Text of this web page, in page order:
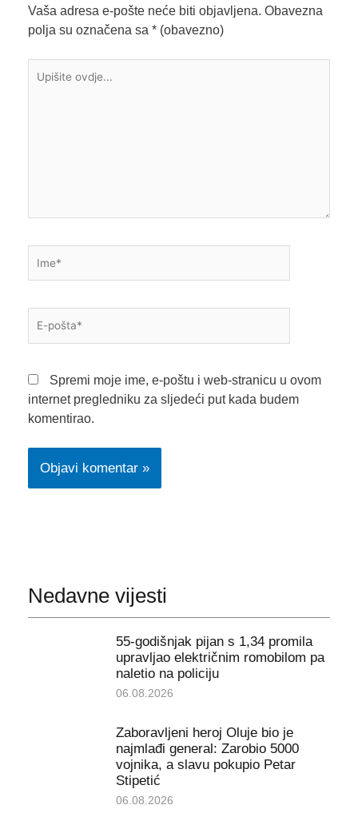
Vaša adresa e-pošte neće biti objavljena. Obavezna
polja su označena sa * (obavezno)
ovdje...
pošta*
Spremi moje ime, e-poštu i web-stranicu u ovom
internet pregledniku za sljedeći put kada budem
komentirao.
Nedavne vijesti
55-godišnjak pijan s 1,34 promila
upravljao električnim romobilom pa
naletio na policiju
06.08.2026
Zaboravljeni heroj Oluje bio je
najmlađi general: Zarobio 5000
vojnika, a slavu pokupio Petar
Stipetić
06.08.2026